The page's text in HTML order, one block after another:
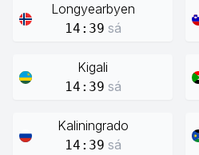
Longyearbyen
14:39 sá
Kigali
14:39 sá
Kaliningrado
14:39 sá